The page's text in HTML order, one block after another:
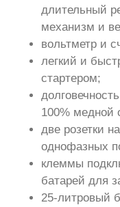
длительный
механизм и
вольтметр и
легкий и
стартером;
100% медной
две розетки
однофазных
клеммы
батарей для
25-литровый